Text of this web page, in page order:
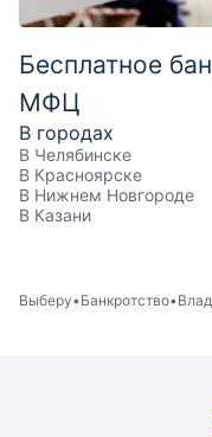
Бесплатное
МФЦ
В городах
В Челябинске
В Красноярске
В Нижнем Новгороде
В Казани
Выберу Банкротство